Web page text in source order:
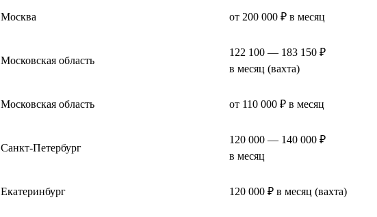
Москва от 200 000 ₽ в месяц
Московская область
122 100 — 183 150 ₽
в месяц (вахта)
Московская область от 110 000 ₽ в месяц
Санкт-Петербург
120 000 — 140 000 ₽
в месяц
Екатеринбург 120 000 ₽ в месяц (вахта)